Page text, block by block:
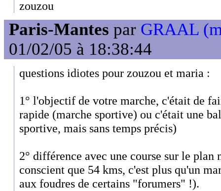
zouzou
Paris-Mantes par GRAAL
01/02/05 à 18:38:44
questions idiotes pour zouzou et maria :
1° l'objectif de votre marche, c'était de
rapide (marche sportive) ou c'était une
sportive, mais sans temps précis)
2° différence avec une course sur le plan
conscient que 54 kms, c'est plus qu'un
aux foudres de certains "forumers" !).